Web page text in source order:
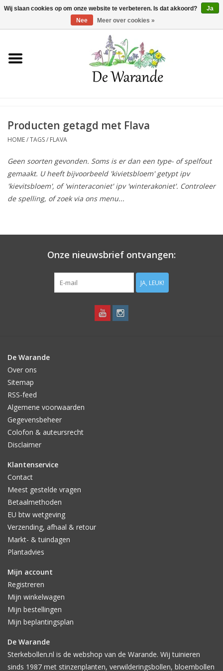
Winkelwagen >0 Artikelen - €0,00
Home
Voorjaarsbloeiers
Herfstbloeiers
Schaduwplanten
Bodemverbetering
Overige producten
Sterke Bollen Dagen
Nieuws
Producten getagd met Flava
HOME/TAGS/ FLAVA
Geen soorten gevonden. Soms is er dan een type- of spelfout
gemaakt. U heeft bijvoorbeeld 'kivietsbloem' getypt ipv
'kievitsbloem', of 'winteraconiet' ipv 'winterakoniet'. Controleer
de spelling, of zoek via ons menu...
Onze nieuwsbrief ontvangen:
JA, LEUK!
De Warande
Over ons
Sitemap
RSS-feed
Algemene voorwaarden
Gegevensbeheer
Colofon & auteursrecht
Disclaimer
Klantenservice
Contact
Meest gestelde vragen
Betaalmethoden
EU btw wetgeving
Verzending, afhaal & retour
Markt- & tuindagen
Plantadvies
Mijn account
Registreren
Mijn winkelwagen
Mijn bestellingen
Mijn beplantingsplan
De Warande
Sterkebollen.nl is de webshop van de Warande. Wij tuinieren
sinds 1987 met stinzenplanten, verwilderingsbollen, bloembollen
Wij slaan cookies op om onze website te verbeteren. Is dat akkoord?
Ja
Nee
Meer over cookies »